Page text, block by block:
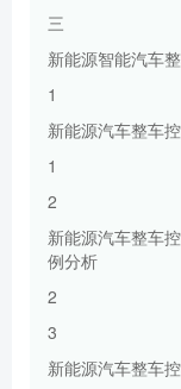
三
新能源智能汽车
1
新能源汽车整车
1
2
新能源汽车整车
例分析
2
3
新能源汽车整车